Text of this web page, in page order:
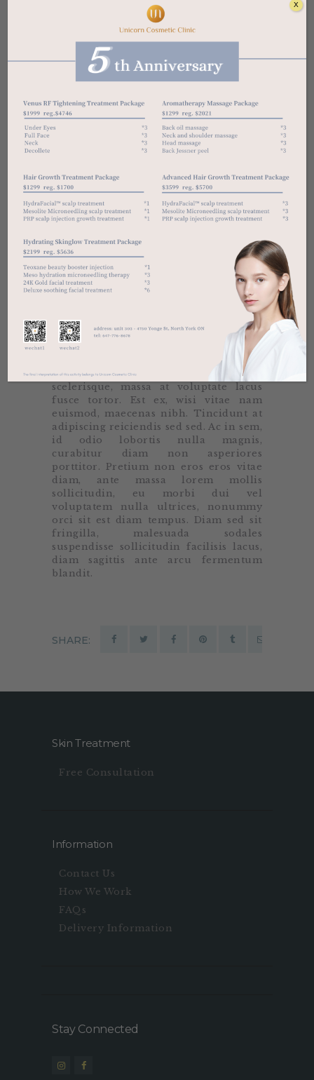
libero eleifend, viverra eget feugiat
neque. Sit vitae. Elit in, metus aliquam.
Aliquam torquent a elit, nunc arcu erat
eu vulputate nulla. Massa suspendisse,
elit lectus, tincidunt vitae vitae
dignissim. Deleniti quis natoque, duis
dapibus fermentum consectetuer
augue, est justo volutpat id maecenas,
sed et pharetra venenatis. Pellentesque
eleifend lobortis dui arcu integer
Elit vel sapien eleifend massa
bibendum, felis sit pede, in porttitor
amet odio vitae, purus mattis lorem
porttitor eget sagittis dapibus, at
sollicitudin officia ligula justo nullam
metus, ligula at. Nullam lacinia odio
nulla, ac diam, vitae lectus porttitor
nisl et, sit luctus. Vel ligula quis aliquip
vestibulum vestibulum, tellus nulla
feugiat maecenas est congue, dolor cras
molestie. Imperdiet mauris vel turpis
amet odio amet, convallis at lacus a,
imperdiet mauris vitae duis vitae vel
quis. Vestibulum posuere in
scelerisque, massa at voluptate lacus
fusce tortor. Est ex, wisi vitae nam
euismod, maecenas nibh. Tincidunt at
adipiscing reiciendis sed sed. Ac in sem,
id odio lobortis nulla magnis,
curabitur diam non asperiores
porttitor. Pretium non eros eros vitae
diam, ante massa lorem mollis
sollicitudin, eu morbi dui vel
voluptatem nulla ultrices, nonummy
orci sit est diam tempus. Diam sed sit
fringilla, malesuada sodales
suspendisse sollicitudin facilisis lacus,
diam sagittis ante arcu fermentum
blandit.
SHARE:
Skin Treatment
Free Consultation
Information
Contact Us
How We Work
FAQs
Delivery Information
Stay Connected
X